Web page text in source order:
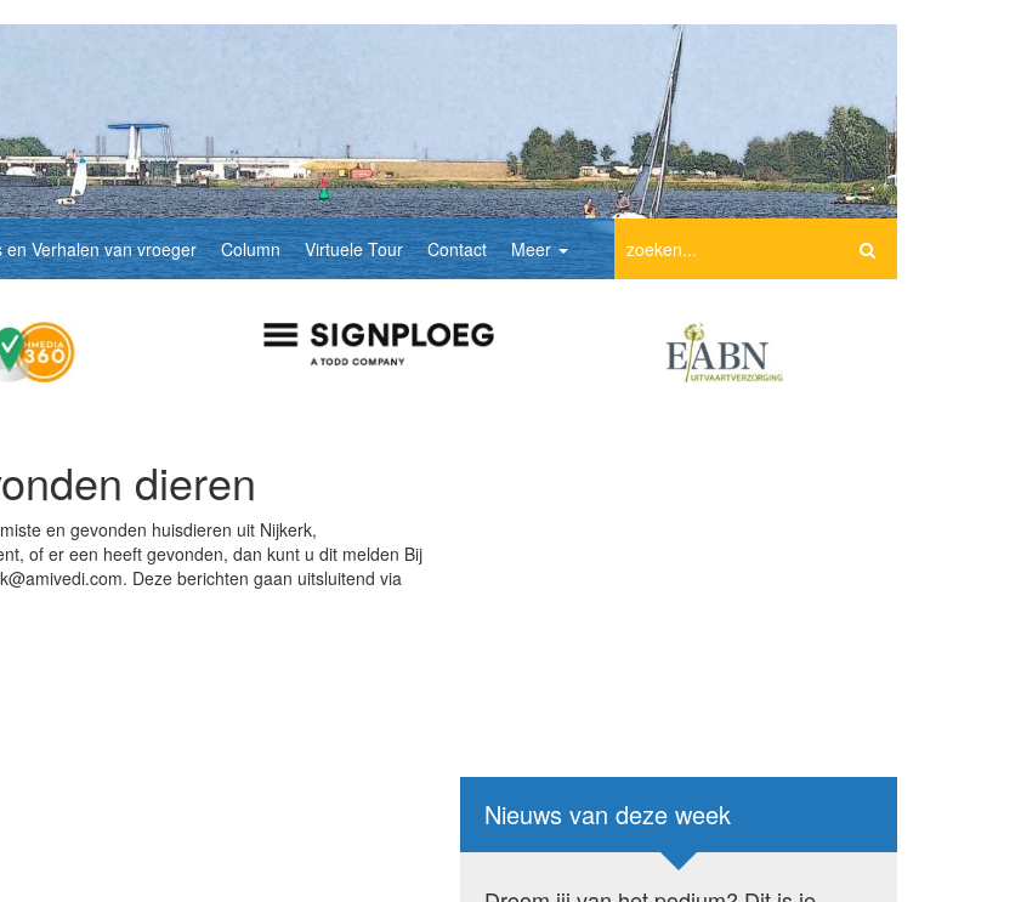
en Verhalen van vroeger Column Virtuele Tour Contact Meer
dieren
en gevonden huisdieren uit Nijkerk,
of er een heeft gevonden, dan kunt u dit melden Bij
Deze berichten gaan uitsluitend via
Nieuws van deze week